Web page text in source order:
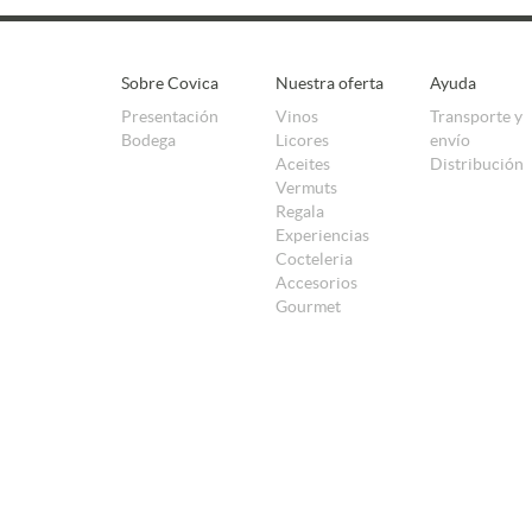
Sobre Covica
Presentación
Bodega
Nuestra oferta
Vinos
Licores
Aceites
Vermuts
Regala
Experiencias
Cocteleria
Accesorios
Gourmet
Ayuda
Transporte y
envío
Distribución